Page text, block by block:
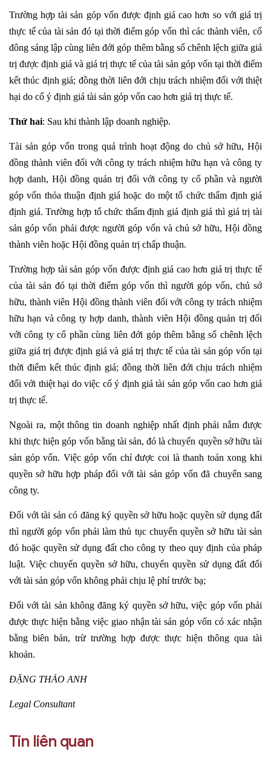
Trường hợp tài sản góp vốn được định giá cao hơn so với giá trị
thực tế của tài sản đó tại thời điểm góp vốn thì các thành viên, cổ
đông sáng lập cùng liên đới góp thêm bằng số chênh lệch giữa giá
trị được định giá và giá trị thực tế của tài sản góp vốn tại thời điểm
kết thúc định giá; đồng thời liên đới chịu trách nhiệm đối với thiệt
hại do cố ý định giá tài sản góp vốn cao hơn giá trị thực tế.
Thứ hai: Sau khi thành lập doanh nghiệp.
Tài sản góp vốn trong quá trình hoạt động do chủ sở hữu, Hội
đồng thành viên đối với công ty trách nhiệm hữu hạn và công ty
hợp danh, Hội đồng quản trị đối với công ty cổ phần và người
góp vốn thỏa thuận định giá hoặc do một tổ chức thẩm định giá
định giá. Trường hợp tổ chức thẩm định giá định giá thì giá trị tài
sản góp vốn phải được người góp vốn và chủ sở hữu, Hội đồng
thành viên hoặc Hội đồng quản trị chấp thuận.
Trường hợp tài sản góp vốn được định giá cao hơn giá trị thực tế
của tài sản đó tại thời điểm góp vốn thì người góp vốn, chủ sở
hữu, thành viên Hội đồng thành viên đối với công ty trách nhiệm
hữu hạn và công ty hợp danh, thành viên Hội đồng quản trị đối
với công ty cổ phần cùng liên đới góp thêm bằng số chênh lệch
giữa giá trị được định giá và giá trị thực tế của tài sản góp vốn tại
thời điểm kết thúc định giá; đồng thời liên đới chịu trách nhiệm
đối với thiệt hại do việc cố ý định giá tài sản góp vốn cao hơn giá
trị thực tế.
Ngoài ra, một thông tin doanh nghiệp nhất định phải nắm được
khi thực hiện góp vốn bằng tài sản, đó là chuyển quyền sở hữu tài
sản góp vốn. Việc góp vốn chỉ được coi là thanh toán xong khi
quyền sở hữu hợp pháp đối với tài sản góp vốn đã chuyển sang
công ty.
Đối với tài sản có đăng ký quyền sở hữu hoặc quyền sử dụng đất
thì người góp vốn phải làm thủ tục chuyển quyền sở hữu tài sản
đó hoặc quyền sử dụng đất cho công ty theo quy định của pháp
luật. Việc chuyển quyền sở hữu, chuyển quyền sử dụng đất đối
với tài sản góp vốn không phải chịu lệ phí trước bạ;
Đối với tài sản không đăng ký quyền sở hữu, việc góp vốn phải
được thực hiện bằng việc giao nhận tài sản góp vốn có xác nhận
bằng biên bản, trừ trường hợp được thực hiện thông qua tài
khoản.
ĐẶNG THẢO ANH
Legal Consultant
Tin liên quan